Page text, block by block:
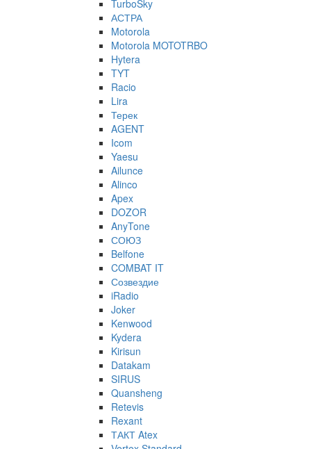
TurboSky
АСТРА
Motorola
Motorola MOTOTRBO
Hytera
TYT
Racio
Lira
Терек
AGENT
Icom
Yaesu
Ailunce
Alinco
Apex
DOZOR
AnyTone
СОЮЗ
Belfone
COMBAT IT
Созвездие
iRadio
Joker
Kenwood
Kydera
Kirisun
Datakam
SIRUS
Quansheng
Retevis
Rexant
ТАКТ Atex